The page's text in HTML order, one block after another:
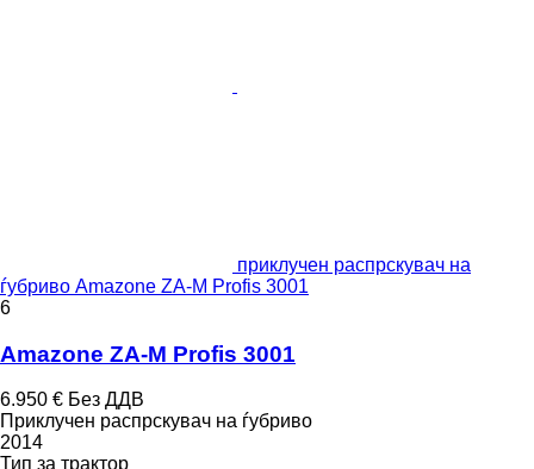
приклучен распрскувач на
ѓубриво Amazone ZA-M Profis 3001
6
Amazone ZA-M Profis 3001
6.950 € Без ДДВ
Приклучен распрскувач на ѓубриво
2014
Тип за трактор